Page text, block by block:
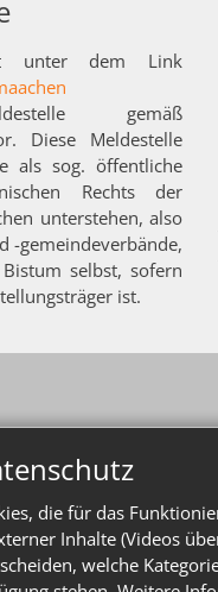
die für das
Inhalte (Videos
welche
unter dem Link
gemäß
Diese Meldestelle
als sog. öffentliche
Rechts der
unterstehen, also
-gemeindeverbände,
selbst, sofern
ist.